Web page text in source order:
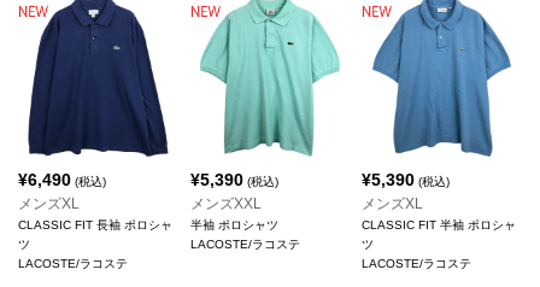
¥6,490 (税込)
メンズXL
CLASSIC FIT 長袖 ポロシャ
ツ
LACOSTE/ラコステ
¥5,390(税込)
メンズXXL
半袖 ポロシャツ
LACOSTE/ラコステ
¥5,390 (税込)
メンズXL
CLASSIC FIT 半袖 ポロシャ
ツ
LACOSTE/ラコステ